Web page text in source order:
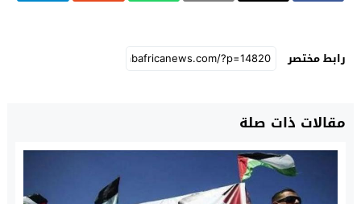
رابط مختصر
مقالات ذات صلة